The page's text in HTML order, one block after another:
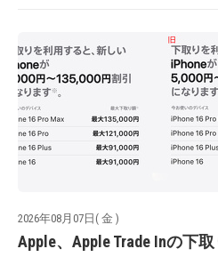
2026年08月07日( 金 )
Apple、Apple Trade Inの下